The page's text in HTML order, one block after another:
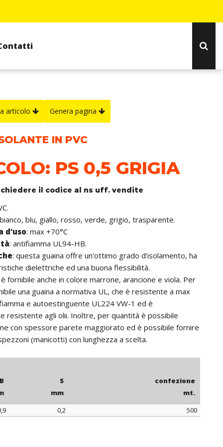
articolo Genera pagina
IN PVC
PS 0,5 GRIGIA
il codice al ns uff. vendite
blu, giallo, rosso, verde, grigio, trasparente.
d'uso: max +70°C
: antifiamma UL94-HB.
: questa guaina offre un’ottimo grado d’isolamento, ha
dielettriche ed una buona flessibilità.
è fornibile anche in colore marrone, arancione e viola. Per
una guaina a normativa UL, che è resistente a max
e autoestinguente UL224 VW-1 ed è
resistente agli olii. Inoltre, per quantità è possibile
con spessore parete maggiorato ed è possibile fornire
(manicotti) con lunghezza a scelta.
S
mm
confezione
mt.
0,2
500